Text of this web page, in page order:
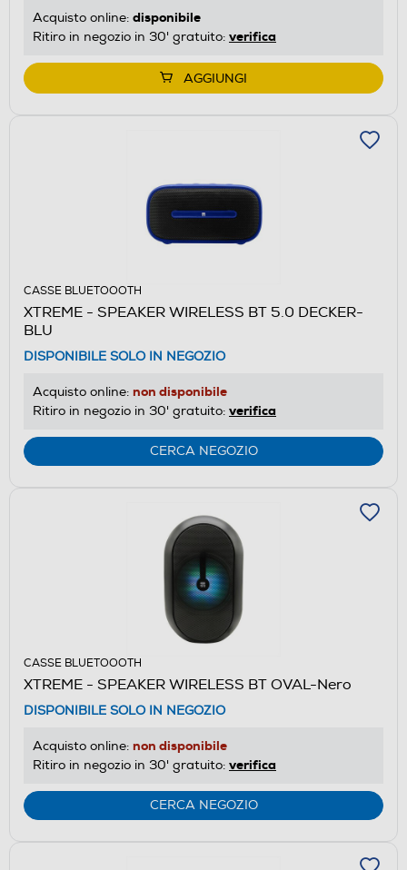
Acquisto online: disponibile
Ritiro in negozio in 30' gratuito: verifica
AGGIUNGI
CASSE BLUETOOOTH
XTREME - SPEAKER WIRELESS BT 5.0 DECKER-
BLU
DISPONIBILE SOLO IN NEGOZIO
Acquisto online: non disponibile
Ritiro in negozio in 30' gratuito: verifica
CERCA NEGOZIO
CASSE BLUETOOOTH
XTREME - SPEAKER WIRELESS BT OVAL-Nero
DISPONIBILE SOLO IN NEGOZIO
Acquisto online: non disponibile
Ritiro in negozio in 30' gratuito: verifica
CERCA NEGOZIO